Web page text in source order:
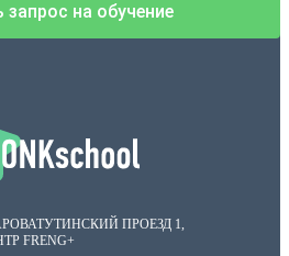
запрос на обучение
ПРОЕЗД 1,
FRENG+